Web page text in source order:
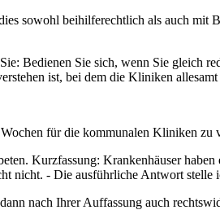
sowohl beihilferechtlich als auch mit
Bedienen Sie sich, wenn Sie gleich
ist, bei dem die Kliniken
für die kommunalen Kliniken zu
Kurzfassung: Krankenhäuser
nicht. - Die ausführliche Antwort stelle
nach Ihrer Auffassung auch